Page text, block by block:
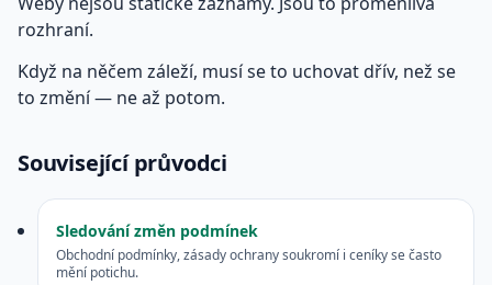
rozhraní.
Když na něčem záleží, musí se to uchovat dřív, než se
to změní — ne až potom.
Související průvodci
Sledování změn podmínek
Obchodní podmínky, zásady ochrany soukromí i ceníky se často
mění potichu.